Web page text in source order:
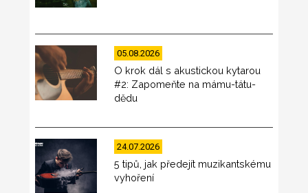
05.08.2026
O krok dál s akustickou kytarou
#2: Zapomeňte na mámu-tátu-
dědu
24.07.2026
5 tipů, jak předejít muzikantskému
vyhoření